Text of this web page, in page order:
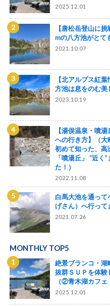
2025.12.01
【唐松岳登山に
mの八方池がとて
2021.10.07
【北アルプス紅
方池は息をのむ美
2023.10.19
【湯俣温泉・噴湯
への行き方】（大
初めて知った、高
「噴湯丘」 “近く
た！）
2022.11.08
白馬大池を通っ
げさん）へ行って
2021.07.26
MONTHLY TOP5
絶景ブランコ・湖
抜群ＳＵＰを体験
（②青木湖カフェ
2025.12.01